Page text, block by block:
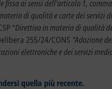
fissa ai sensi dell’articolo 1,
di qualità e carte dei servizi
“Direttiva in materia di qualità
255/24/CONS “Adozione
elettroniche e dei servizi
quella più recente.